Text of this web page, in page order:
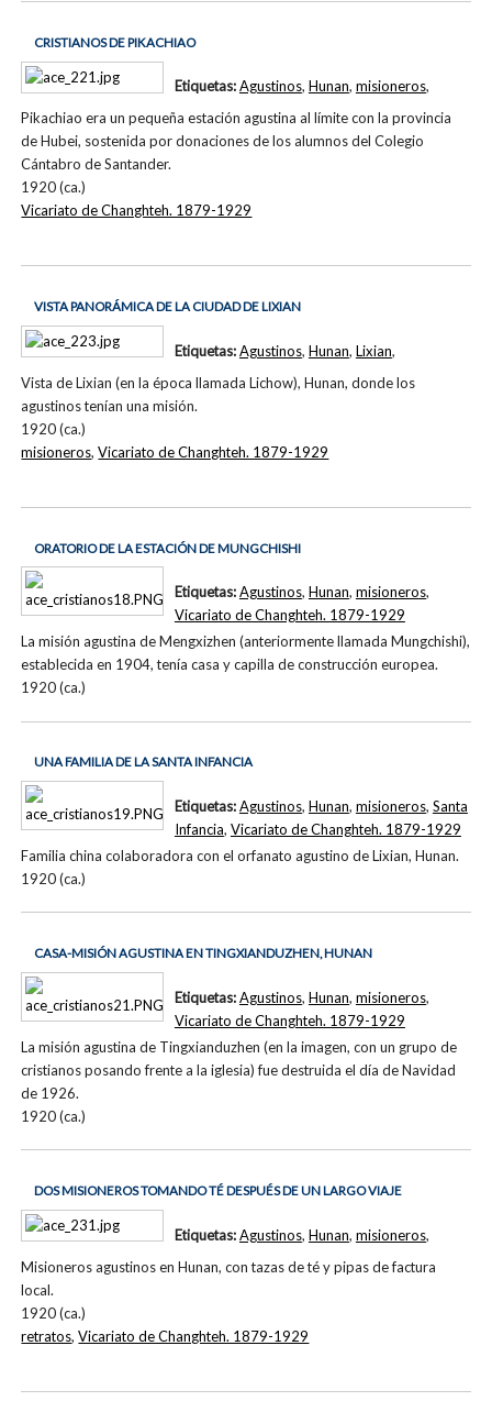
CRISTIANOS DE PIKACHIAO
Pikachiao era un pequeña estación agustina al límite con la provincia
de Hubei, sostenida por donaciones de los alumnos del Colegio
Cántabro de Santander.
1920 (ca.)
Etiquetas:Agustinos, Hunan, misioneros,
Vicariato de Changhteh. 1879-1929
VISTA PANORÁMICA DE LA CIUDAD DE LIXIAN
Vista de Lixian (en la época llamada Lichow), Hunan, donde los
agustinos tenían una misión.
1920 (ca.)
Etiquetas:Agustinos, Hunan, Lixian,
misioneros,Vicariato de Changhteh. 1879-1929
ORATORIO DE LA ESTACIÓN DE MUNGCHISHI
La misión agustina de Mengxizhen (anteriormente llamada Mungchishi),
establecida en 1904, tenía casa y capilla de construcción europea.
1920 (ca.)
Etiquetas:Agustinos, Hunan, misioneros,
Vicariato de Changhteh. 1879-1929
UNA FAMILIA DE LA SANTA INFANCIA
Familia china colaboradora con el orfanato agustino de Lixian, Hunan.
1920 (ca.)
Etiquetas:Agustinos, Hunan, misioneros, Santa
Infancia, Vicariato de Changhteh. 1879-1929
CASA-MISIÓN AGUSTINA EN TINGXIANDUZHEN, HUNAN
La misión agustina de Tingxianduzhen (en la imagen, con un grupo de
cristianos posando frente a la iglesia) fue destruida el día de Navidad
de 1926.
1920 (ca.)
Etiquetas:Agustinos, Hunan, misioneros,
Vicariato de Changhteh. 1879-1929
DOS MISIONEROS TOMANDO TÉ DESPUÉS DE UN LARGO VIAJE
Misioneros agustinos en Hunan, con tazas de té y pipas de factura
local.
1920 (ca.)
Etiquetas:Agustinos, Hunan, misioneros,
retratos,Vicariato de Changhteh. 1879-1929